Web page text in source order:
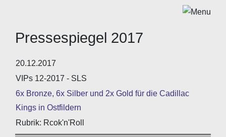
Pressespiegel 2017
20.12.2017
VIPs 12-2017 - SLS
6x Bronze, 6x Silber und 2x Gold für die Cadillac
Kings in Ostfildern
Rcok'n'Roll